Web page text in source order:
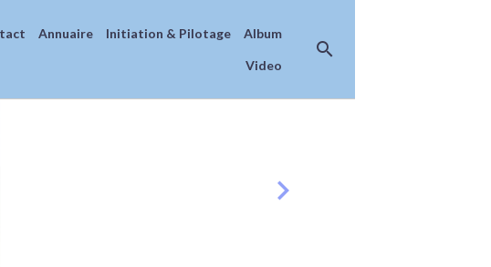
Annuaire Initiation & Pilotage Album
Video